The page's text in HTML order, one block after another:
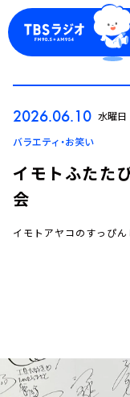
ログイン
お知らせ
イベント・
2026.06.10 水曜日
バラエティ・お笑い
イモトふたた
会
イモトアヤコのすっぴん